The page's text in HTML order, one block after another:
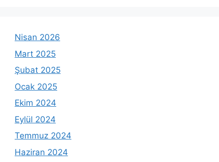
Nisan 2026
Mart 2025
Şubat 2025
Ocak 2025
Ekim 2024
Eylül 2024
Temmuz 2024
Haziran 2024